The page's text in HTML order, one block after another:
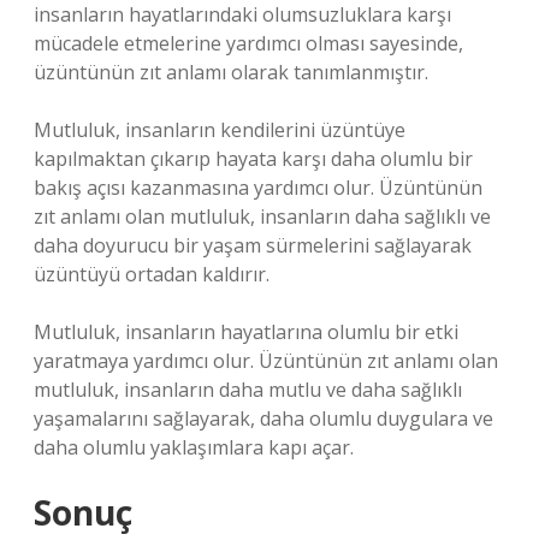
insanların hayatlarındaki olumsuzluklara karşı
mücadele etmelerine yardımcı olması sayesinde,
üzüntünün zıt anlamı olarak tanımlanmıştır.
Mutluluk, insanların kendilerini üzüntüye
kapılmaktan çıkarıp hayata karşı daha olumlu bir
bakış açısı kazanmasına yardımcı olur. Üzüntünün
zıt anlamı olan mutluluk, insanların daha sağlıklı ve
daha doyurucu bir yaşam sürmelerini sağlayarak
üzüntüyü ortadan kaldırır.
Mutluluk, insanların hayatlarına olumlu bir etki
yaratmaya yardımcı olur. Üzüntünün zıt anlamı olan
mutluluk, insanların daha mutlu ve daha sağlıklı
yaşamalarını sağlayarak, daha olumlu duygulara ve
daha olumlu yaklaşımlara kapı açar.
Sonuç